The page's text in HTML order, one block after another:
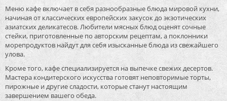
Меню кафе включает в себя разнообразные блюда мировой кухни,
начиная от классических европейских закусок до экзотических
азиатских деликатесов. Любители мясных блюд оценят сочные
стейки, приготовленные по авторским рецептам, а поклонники
морепродуктов найдут для себя изысканные блюда из свежайшего
улова.
Кроме того, кафе специализируется на выпечке свежих десертов.
Мастера кондитерского искусства готовят неповторимые торты,
пирожные и другие сладости, которые станут настоящим
завершением вашего обеда.